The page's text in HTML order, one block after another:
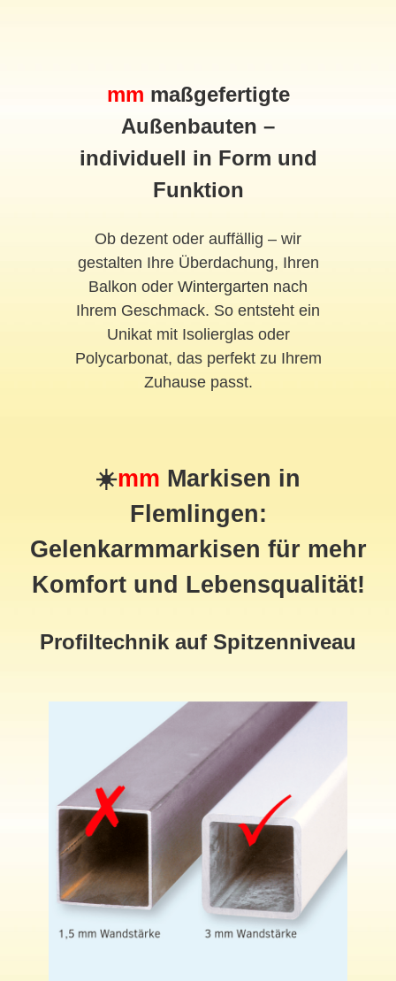
mm maßgefertigte
Außenbauten –
individuell in Form und
Funktion
Ob dezent oder auffällig – wir
gestalten Ihre Überdachung, Ihren
Balkon oder Wintergarten nach
Ihrem Geschmack. So entsteht ein
Unikat mit Isolierglas oder
Polycarbonat, das perfekt zu Ihrem
Zuhause passt.
☀️mm Markisen in
Flemlingen:
Gelenkarmmarkisen für mehr
Komfort und Lebensqualität!
Profiltechnik auf Spitzenniveau